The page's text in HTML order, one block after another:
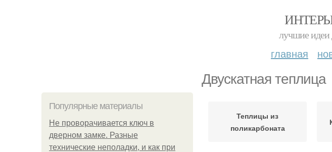
лучшие идеи
главная
Двускатная теплица
Популярные материалы
Не проворачивается ключ в
дверном замке. Разные
технические неполадки, и как при
Теплицы из
поликарбоната